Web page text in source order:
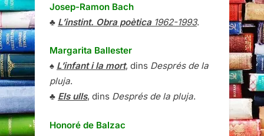
Josep-Ramon Bach
♣ L’instint. Obra poètica1962-1993.
Margarita Ballester
♠ L’infant i la mort, dins Després de la
pluja.
♣ Els ulls, dins Després de la pluja.
Honoré de Balzac